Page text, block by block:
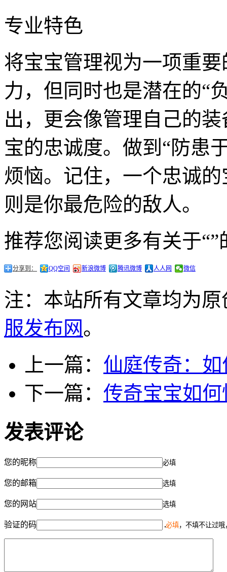
专业特色
将宝宝管理视为一项重
力，但同时也是潜在的“
出，更会像管理自己的
宝的忠诚度。做到“防患
烦恼。记住，一个忠诚
则是你最危险的敌人。
推荐您阅读更多有关于“”
分享到： QQ空间 新浪微博 腾讯微博 人人网 微信
注：本站所有文章均为
服发布网。
上一篇： 仙庭传奇：
下一篇： 传奇宝宝如
发表评论
您的昵称 必填
您的邮箱 选填
您的网站 选填
验证的码 必填，不填不让过